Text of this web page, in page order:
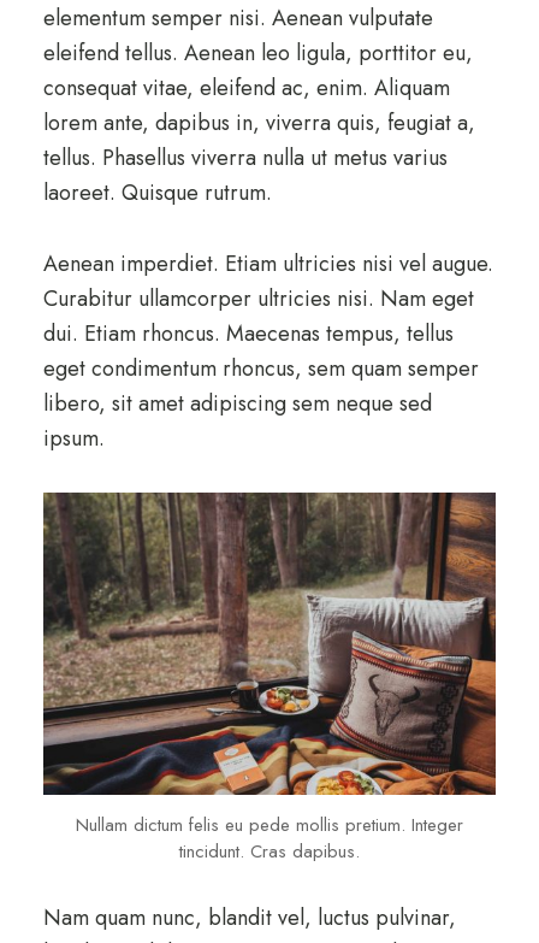
elementum semper nisi. Aenean vulputate
eleifend tellus. Aenean leo ligula, porttitor eu,
consequat vitae, eleifend ac, enim. Aliquam
lorem ante, dapibus in, viverra quis, feugiat a,
tellus. Phasellus viverra nulla ut metus varius
laoreet. Quisque rutrum.
Aenean imperdiet. Etiam ultricies nisi vel augue.
Curabitur ullamcorper ultricies nisi. Nam eget
dui. Etiam rhoncus. Maecenas tempus, tellus
eget condimentum rhoncus, sem quam semper
libero, sit amet adipiscing sem neque sed
ipsum.
Nullam dictum felis eu pede mollis pretium. Integer
tincidunt. Cras dapibus.
Nam quam nunc, blandit vel, luctus pulvinar,